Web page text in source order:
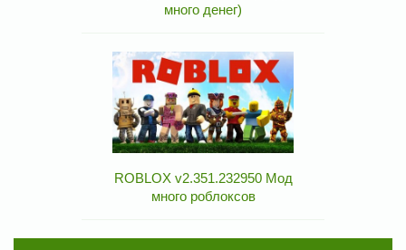
много денег)
ROBLOX v2.351.232950 Мод
много роблоксов